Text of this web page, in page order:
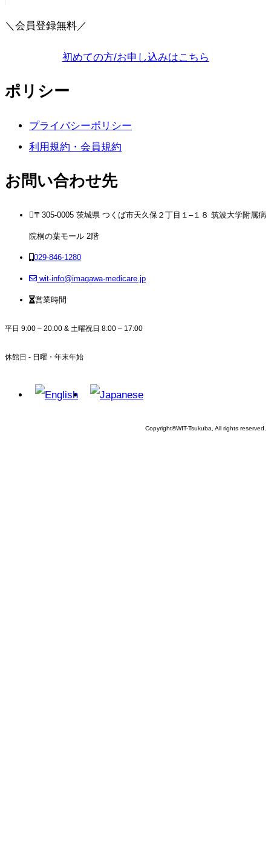
＼会員登録無料／
初めての方/お申し込みはこちら
ポリシー
プライバシーポリシー
利用規約・会員規約
お問い合わせ先
〒305-0005 茨城県 つくば市天久保２丁目１–１８ 筑波大学附属病
院桐の葉モール 2階
029-846-1280
wit-info@imagawa-medicare.jp
営業時間
平日 9:00 – 20:00 & 土曜祝日 8:00 – 17:00
休館日 - 日曜・年末年始
Copyright©WIT-Tsukuba, All rights reserved.